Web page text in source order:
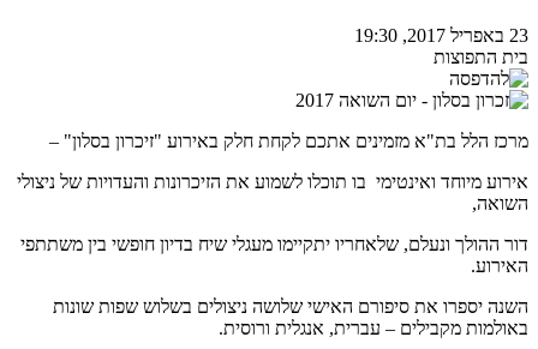
23 באפריל 2017, 19:30
בית התפוצות
מרכז הלל בת"א מזמינים אתכם לקחת חלק באירוע "זיכרון בסלון" –
אירוע מיוחד ואינטימי בו תוכלו לשמוע את הזיכרונות והעדויות של ניצולי
השואה,
דור ההולך ונעלם, שלאחריו יתקיימו מעגלי שיח בדיון חופשי בין משתתפי
האירוע.
השנה יספרו את סיפורם האישי שלושה ניצולים בשלוש שפות שונות
באולמות מקבילים – עברית, אנגלית ורוסית.